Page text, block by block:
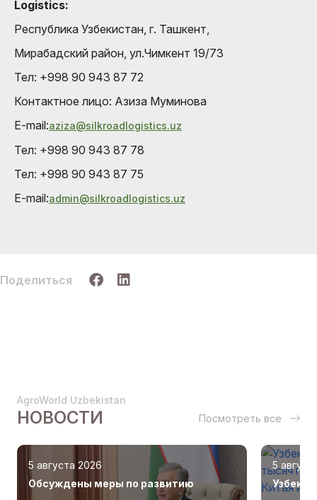
Logistics:
Республика Узбекистан, г. Ташкент,
Мирабадский район, ул.Чимкент 19/73
Тел: +998 90 943 87 72
Контактное лицо: Азиза Муминовa
E-mail:aziza@silkroadlogistics.uz
Тел: +998 90 943 87 78
Тел: +998 90 943 87 75
E-mail:admin@silkroadlogistics.uz
Поделиться
AgroWorld Uzbekistan
НОВОСТИ Посмотреть все
5 августа 2026
Обсуждены меры по развитию
5